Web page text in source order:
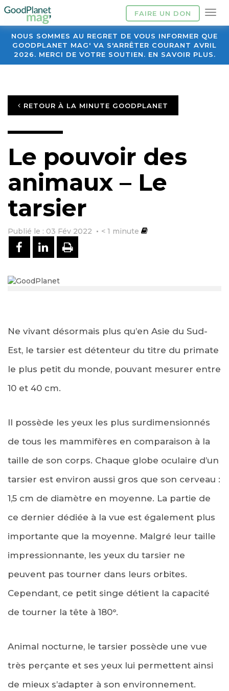
FAIRE UN DON
NOUS SOMMES AU REGRET DE VOUS INFORMER QUE
GOODPLANET MAG' VA S'ARRÊTER COURANT AVRIL
2026. MERCI DE VOTRE SOUTIEN. EN SAVOIR PLUS.
RETOUR À LA MINUTE GOODPLANET
Le pouvoir des
animaux – Le
tarsier
Publié le : 03 Fév 2022 < 1 minute
PARTAGER SUR FACEBOOK
PARTAGER SUR LINKEDIN
IMPRIMER
Ne vivant désormais plus qu’en Asie du Sud-
Est, le tarsier est détenteur du titre du primate
le plus petit du monde, pouvant mesurer entre
10 et 40 cm.
Il possède les yeux les plus surdimensionnés
de tous les mammifères en comparaison à la
taille de son corps. Chaque globe oculaire d’un
tarsier est environ aussi gros que son cerveau :
1,5 cm de diamètre en moyenne. La partie de
ce dernier dédiée à la vue est également plus
importante que la moyenne. Malgré leur taille
impressionnante, les yeux du tarsier ne
peuvent pas tourner dans leurs orbites.
Cependant, ce petit singe détient la capacité
de tourner la tête à 180°.
Animal nocturne, le tarsier possède une vue
très perçante et ses yeux lui permettent ainsi
de mieux s’adapter à son environnement.